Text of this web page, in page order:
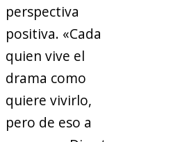
perspectiva
positiva. «Cada
quien vive el
drama como
quiere vivirlo,
pero de eso a